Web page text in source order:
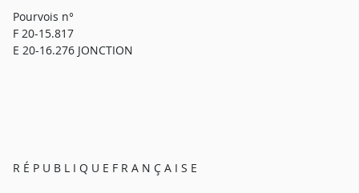
Pourvois n°
F 20-15.817
E 20-16.276 JONCTION
R É P U B L I Q U E F R A N Ç A I S E